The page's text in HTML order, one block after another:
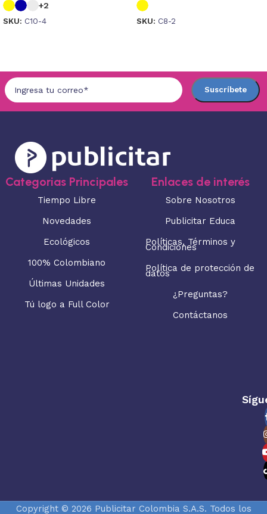
+2
SKU: C10-4 SKU: C8-2
Categorias Principales
Tiempo Libre
Novedades
Ecológicos
100% Colombiano
Últimas Unidades
Tú logo a Full Color
Enlaces de interés
Sobre Nosotros
Publicitar Educa
Políticas, Términos y
Condiciones
Política de protección de
datos
¿Preguntas?
Contáctanos
Copyright © 2026 Publicitar Colombia S.A.S. Todos los